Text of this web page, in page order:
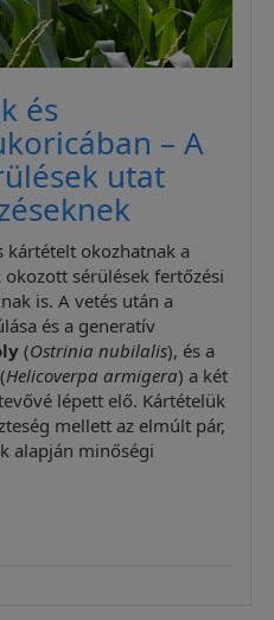
és
– A
utat
okozhatnak a
sérülések fertőzési
is. A vetés után a
és a generatív
(Ostrinia nubilalis), és a
(Helicoverpa armigera) a két
lépett elő. Kártételük
mellett az elmúlt pár,
alapján minőségi